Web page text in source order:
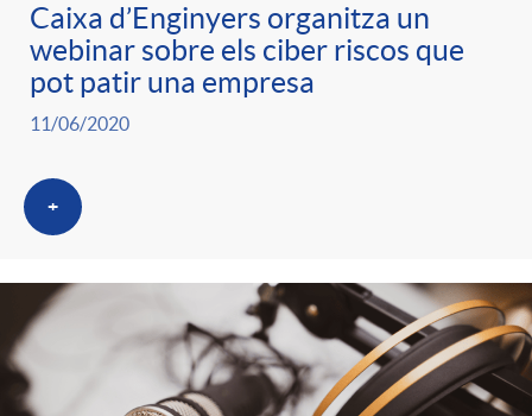
Caixa d’Enginyers organitza un
webinar sobre els ciber riscos que
pot patir una empresa
11/06/2020
+